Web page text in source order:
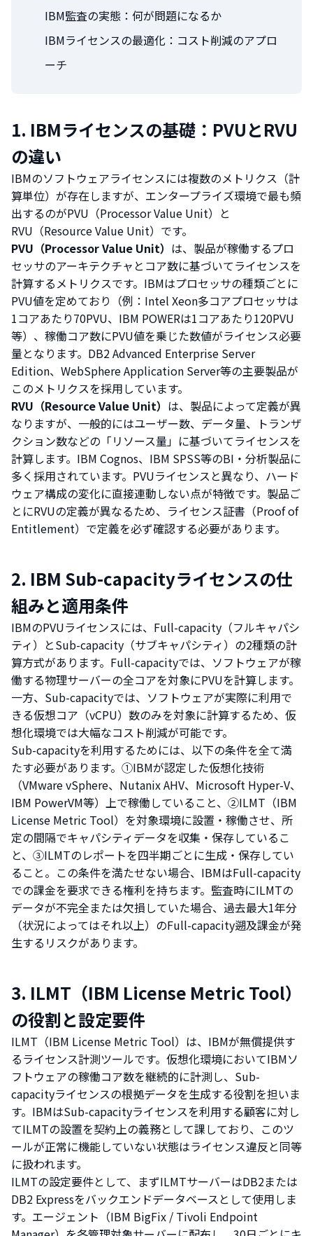
IBM監査の実態：何が問題になるか
IBMライセンスの最適化：コスト削減のアプロ
ーチ
1. IBMライセンスの基礎：PVUとRVU
の違い
IBMのソフトウェアライセンスには複数のメトリクス（計
算単位）が存在しますが、エンタープライズ環境で最も頻
出するのがPVU（Processor Value Unit）と
RVU（Resource Value Unit）です。
PVU（Processor Value Unit） は、製品が稼働するプロ
セッサのアーキテクチャとコア数に基づいてライセンスを
計算するメトリクスです。IBMはプロセッサの種類ごとに
PVU値を定めており（例：Intel Xeon多コアプロセッサは
1コアあたり70PVU、IBM POWERは1コアあたり120PVU
等）、稼働コア数にPVU値を乗じた数値がライセンス必要
量となります。DB2 Advanced Enterprise Server
Edition、WebSphere Application Server等の主要製品が
このメトリクスを採用しています。
RVU（Resource Value Unit） は、製品によって定義が異
なりますが、一般的にはユーザー数、データ量、トランザ
クション数などの「リソース量」に基づいてライセンスを
計算します。IBM Cognos、IBM SPSS等のBI・分析製品に
多く採用されています。PVUライセンスと異なり、ハード
ウェア構成の変化に直接連動しない点が特徴です。製品ご
とにRVUの定義が異なるため、ライセンス証書（Proof of
Entitlement）で定義を必ず確認する必要があります。
2. IBM Sub-capacityライセンスの仕
組みと適用条件
IBMのPVUライセンスには、Full-capacity（フルキャパシ
ティ）とSub-capacity（サブキャパシティ）の2種類の計
算方式があります。Full-capacityでは、ソフトウェアが稼
働する物理サーバーの全コアを対象にPVUを計算します。
一方、Sub-capacityでは、ソフトウェアが実際に利用で
きる仮想コア（vCPU）数のみを対象に計算するため、仮
想化環境では大幅なコスト削減が可能です。
Sub-capacityを利用するためには、以下の条件を全て満
たす必要があります。①IBMが認定した仮想化技術
（VMware vSphere、Nutanix AHV、Microsoft Hyper-V、
IBM PowerVM等）上で稼働していること、②ILMT（IBM
License Metric Tool）を対象環境に設置・稼働させ、所
定の間隔でキャパシティデータを収集・保存しているこ
と、③ILMTのレポートを四半期ごとに生成・保存してい
ること。この条件を満たせない場合、IBMはFull-capacity
での課金を要求できる権利を持ちます。監査時にILMTの
データが不完全または欠損していた場合、過去最大1年分
（状況によってはそれ以上）のFull-capacity遡及課金が発
生するリスクがあります。
3. ILMT（IBM License Metric Tool）
の役割と設定要件
ILMT（IBM License Metric Tool）は、IBMが無償提供す
るライセンス計測ツールです。仮想化環境においてIBMソ
フトウェアの稼働コア数を継続的に計測し、Sub-
capacityライセンスの根拠データを生成する役割を担いま
す。IBMはSub-capacityライセンスを利用する顧客に対し
てILMTの設置を契約上の義務として課しており、このツ
ールが正常に機能していない状態はライセンス違反と同等
に扱われます。
ILMTの設定要件として、まずILMTサーバーはDB2または
DB2 Expressをバックエンドデータベースとして使用しま
す。エージェント（IBM BigFix / Tivoli Endpoint